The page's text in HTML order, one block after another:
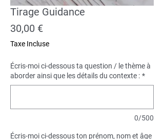
Tirage Guidance
30,00 €Prix
Taxe Incluse
Écris-moi ci-dessous ta question / le thème à
aborder ainsi que les détails du contexte : *
0/500
Écris-moi ci-dessous ton prénom, nom et âge